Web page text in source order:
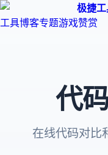
极捷
工具博客专题游戏赞赏
代
在线代码对比